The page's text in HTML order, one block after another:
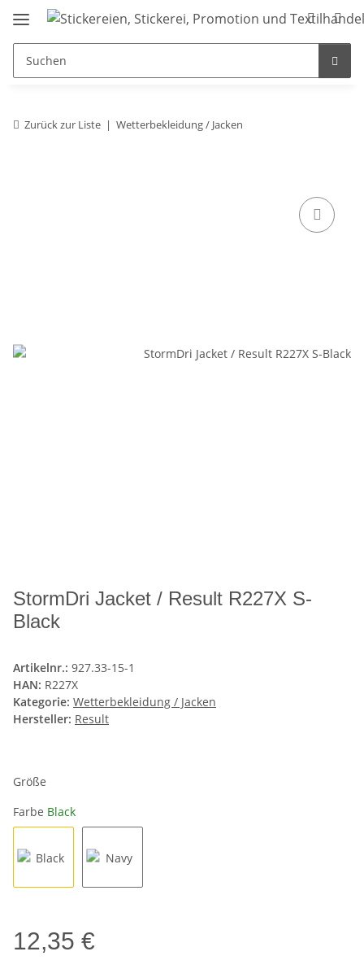
Zurück zur Liste Wetterbekleidung / Jacken
StormDri Jacket / Result R227X S-
Black
Artikelnr.: 927.33-15-1
HAN: R227X
Kategorie: Wetterbekleidung / Jacken
Hersteller: Result
Größe
Farbe Black
12,35 €